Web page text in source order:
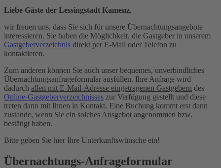
Liebe Gäste der Lessingstadt Kamenz,
wir freuen uns, dass Sie sich für unsere Übernachtungsangebote
interessieren. Sie haben die Möglichkeit, die Gastgeber in unserem
Gastgeberverzeichnis direkt per E-Mail oder Telefon zu
kontaktieren.
Zum anderen können Sie auch unser bequemes, unverbindliches
Übernachtungsanfrageformular ausfüllen. Ihre Anfrage wird
dadurch allen mit E-Mail-Adresse eingetragenen Gastgebern des
Online-Gastgeberverzeichnisses zur Verfügung gestellt und diese
treten dann mit Ihnen in Kontakt. Eine Buchung kommt erst dann
zustande, wenn Sie ein solches Ansgebot angenommen bzw.
bestätigt haben.
Bitte geben Sie hier Ihre Unterkunftswünsche ein!
Übernachtungs-Anfrageformular